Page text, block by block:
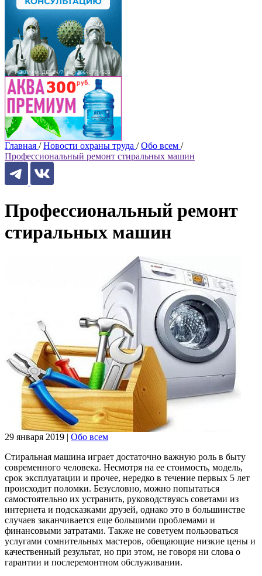
Главная / Новости охраны труда / Обо всем /
Профессиональный ремонт стиральных машин
Профессиональный ремонт
стиральных машин
29 января 2019 | Обо всем
Стиральная машина играет достаточно важную роль в быту
современного человека. Несмотря на ее стоимость, модель,
срок эксплуатации и прочее, нередко в течение первых 5 лет
происходит поломки. Безусловно, можно попытаться
самостоятельно их устранить, руководствуясь советами из
интернета и подсказками друзей, однако это в большинстве
случаев заканчивается еще большими проблемами и
финансовыми затратами. Также не советуем пользоваться
услугами сомнительных мастеров, обещающие низкие цены и
качественный результат, но при этом, не говоря ни слова о
гарантии и послеремонтном обслуживании.